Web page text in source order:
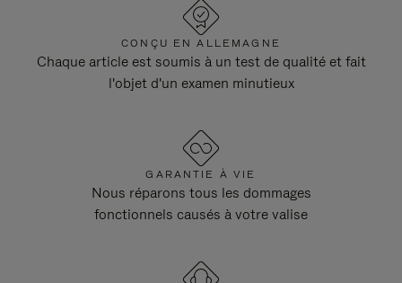
CONÇU EN ALLEMAGNE
Chaque article est soumis à un test de qualité et fait
l'objet d'un examen minutieux
GARANTIE À VIE
Nous réparons tous les dommages
fonctionnels causés à votre valise